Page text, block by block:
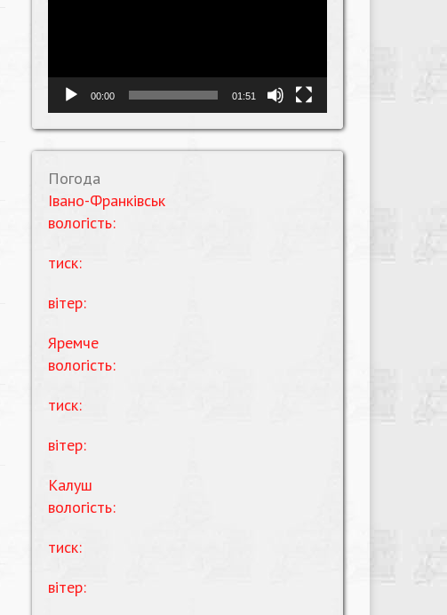
00:00 01:51
Погода
Івано-Франківськ
вологість:
тиск:
вітер:
Яремче
вологість:
тиск:
вітер:
Калуш
вологість:
тиск:
вітер: